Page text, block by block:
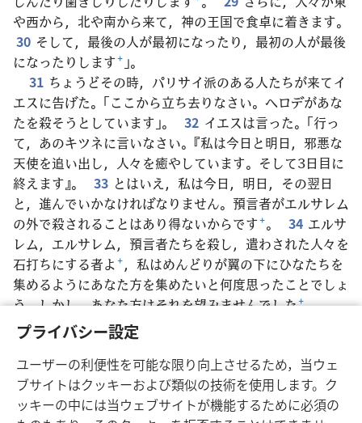
プライバシー設定
ユーザーの利便性を可能な限り向上させるため，当ウェ
ブサイトはクッキーおよび類似の技術を使用します。ク
ッキーの中には当ウェブサイトが機能するために必須の
や西から，北や南から来て，神の王国で食卓に着きます。
30 そして，最後の人が最初になったり，最初の人が最後
になったりします+ 」。
31 ちょうどその時，パリサイ派のある人たちが来てイ
エスに告げた。「ここから立ち去りなさい。ヘロデがあな
たを殺そうとしています」。
32 イエスは言った。「行っ
て，あのキツネに言いなさい。『私は今日と明日，邪悪な
天使を追い出し，人々を癒やしています。そして3日目に
終えます』。
33 とはいえ，私は今日，明日，その翌日
と，進んでいかなければなりません。預言者がエルサレム
の外で殺されることはあり得ないからです+。 34 エルサ
レム，エルサレム，預言者たちを殺し，遣わされた人々を
石打ちにする者よ+，私はめんどりが翼の下にひなたちを
集めるようにあなた方を集めたいと何度思ったことでしょ
う。しかし，あなた方はそれを望みませんでした+。
35 聞きなさい，あなた方の家は見捨てられます
た方に言いますが，あなた方は，『エホバの名によって来
る方が祝福されますように+！』と言う時まで，決して私
を見ることはありません」。